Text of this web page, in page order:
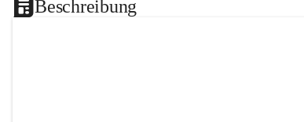
Beschreibung